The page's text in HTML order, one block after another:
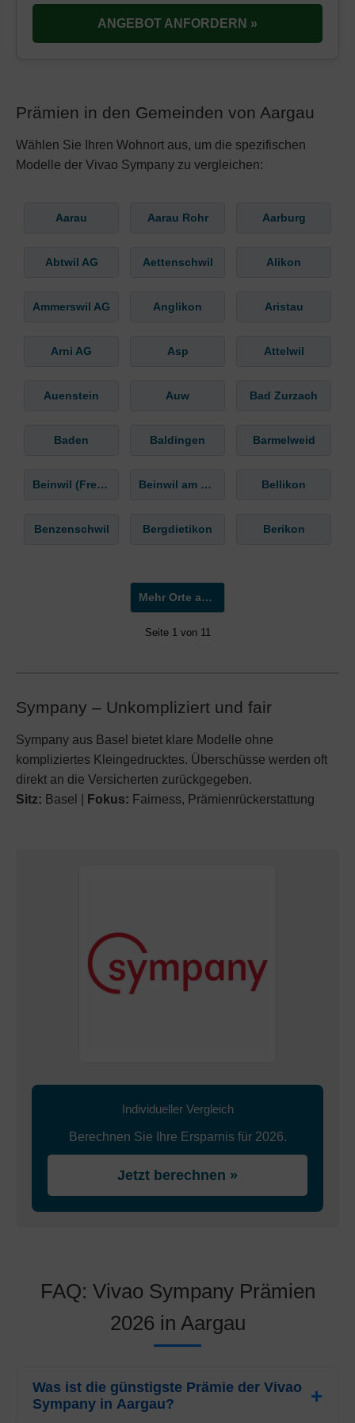
ANGEBOT ANFORDERN »
Prämien in den Gemeinden von Aargau
Wählen Sie Ihren Wohnort aus, um die spezifischen
Modelle der Vivao Sympany zu vergleichen:
Aarau Aarau Rohr Aarburg
Abtwil AG Aettenschwil Alikon
Ammerswil AG Anglikon Aristau
Arni AG Asp Attelwil
Auenstein Auw Bad Zurzach
Baden Baldingen Barmelweid
Beinwil (Freiamt) Beinwil am See Bellikon
Benzenschwil Bergdietikon Berikon
Mehr Orte anzeigen »
Seite 1 von 11
Sympany – Unkompliziert und fair
Sympany aus Basel bietet klare Modelle ohne
kompliziertes Kleingedrucktes. Überschüsse werden oft
direkt an die Versicherten zurückgegeben.
Sitz: Basel | Fokus: Fairness, Prämienrückerstattung
Individueller Vergleich
Berechnen Sie Ihre Ersparnis für 2026.
Jetzt berechnen »
FAQ: Vivao Sympany Prämien
2026 in Aargau
Was ist die günstigste Prämie der Vivao
Sympany in Aargau?